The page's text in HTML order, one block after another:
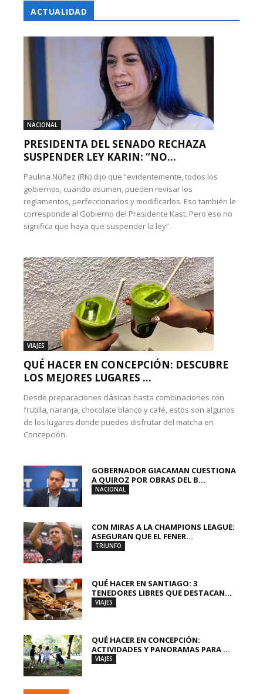
ACTUALIDAD
NACIONAL
PRESIDENTA DEL SENADO RECHAZA
SUSPENDER LEY KARIN: “NO...
Paulina Núñez (RN) dijo que “evidentemente, todos los
gobiernos, cuando asumen, pueden revisar los
reglamentos, perfeccionarlos y modificarlos. Eso también le
corresponde al Gobierno del Presidente Kast. Pero eso no
significa que haya que suspender la ley”.
VIAJES
QUÉ HACER EN CONCEPCIÓN: DESCUBRE
LOS MEJORES LUGARES ...
Desde preparaciones clásicas hasta combinaciones con
frutilla, naranja, chocolate blanco y café, estos son algunos
de los lugares donde puedes disfrutar del matcha en
Concepción.
GOBERNADOR GIACAMAN CUESTIONA
A QUIROZ POR OBRAS DEL B...
NACIONAL
CON MIRAS A LA CHAMPIONS LEAGUE:
ASEGURAN QUE EL FENER...
TRIUNFO
QUÉ HACER EN SANTIAGO: 3
TENEDORES LIBRES QUE DESTACAN...
VIAJES
QUÉ HACER EN CONCEPCIÓN:
ACTIVIDADES Y PANORAMAS PARA ...
VIAJES